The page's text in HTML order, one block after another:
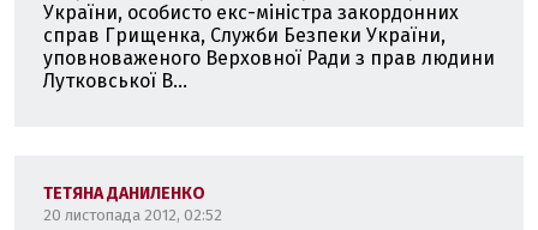
України, особисто екс-міністра закордонних
справ Грищенка, Служби Безпеки України,
уповноваженого Верховної Ради з прав людини
Лутковської В...
ТЕТЯНА ДАНИЛЕНКО
20 листопада 2012, 02:52